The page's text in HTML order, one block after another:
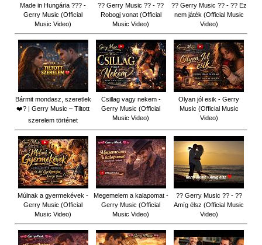
Made in Hungária ??? -
Gerry Music (Official
Music Video)
?? Gerry Music ?? - ??
Robogj vonat (Official
Music Video)
?? Gerry Music ?? - ?? Ez
nem játék (Official Music
Video)
Bármit mondasz, szeretlek
❤️‍? | Gerry Music – Tiltott
szerelem történet
Csillag vagy nekem -
Gerry Music (Official
Music Video)
Olyan jól esik - Gerry
Music (Official Music
Video)
Múlnak a gyermekévek -
Gerry Music (Official
Music Video)
Megemelem a kalapomat -
Gerry Music (Official
Music Video)
?? Gerry Music ?? - ??
Amíg élsz (Official Music
Video)